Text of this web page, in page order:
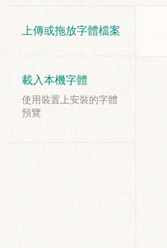
上傳或拖放字體檔案
載入本機字體
使用裝置上安裝的字體
預覽